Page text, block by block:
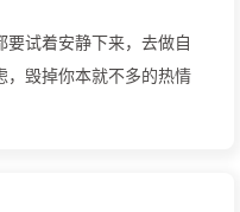
试着安静下来，去做自
，毁掉你本就不多的热情